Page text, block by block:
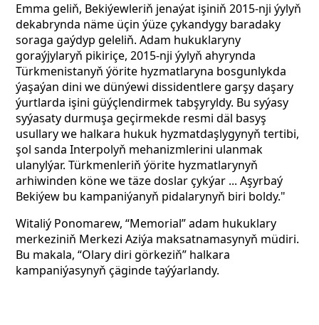
Emma geliň, Bekiýewleriň jenaýat işiniň 2015-nji ýylyň
dekabrynda näme üçin ýüze çykandygy baradaky
soraga gaýdyp geleliň. Adam hukuklaryny
goraýjylaryň pikiriçe, 2015-nji ýylyň ahyrynda
Türkmenistanyň ýörite hyzmatlaryna bosgunlykda
ýaşaýan dini we dünýewi dissidentlere garşy daşary
ýurtlarda işini güýçlendirmek tabşyryldy. Bu syýasy
syýasaty durmuşa geçirmekde resmi däl basyş
usullary we halkara hukuk hyzmatdaşlygynyň tertibi,
şol sanda Interpolyň mehanizmlerini ulanmak
ulanylýar. Türkmenleriň ýörite hyzmatlarynyň
arhiwinden köne we täze doslar çykýar ... Aşyrbaý
Bekiýew bu kampaniýanyň pidalarynyň biri boldy."
Witaliý Ponomarew, “Memorial” adam hukuklary
merkeziniň Merkezi Aziýa maksatnamasynyň müdiri.
Bu makala, “Olary diri görkeziň” halkara
kampaniýasynyň çäginde taýýarlandy.